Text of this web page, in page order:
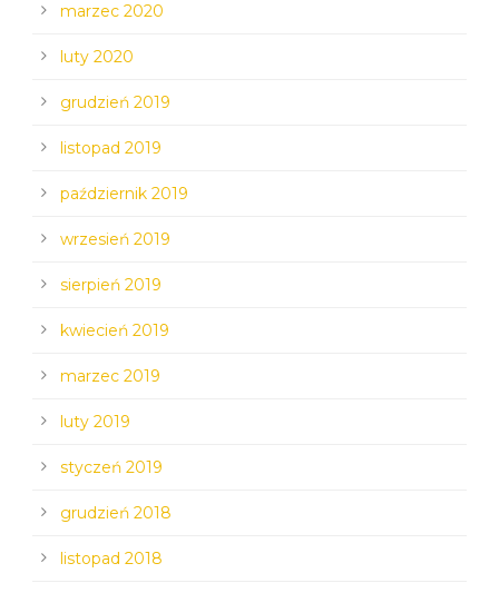
marzec 2020
luty 2020
grudzień 2019
listopad 2019
październik 2019
wrzesień 2019
sierpień 2019
kwiecień 2019
marzec 2019
luty 2019
styczeń 2019
grudzień 2018
listopad 2018